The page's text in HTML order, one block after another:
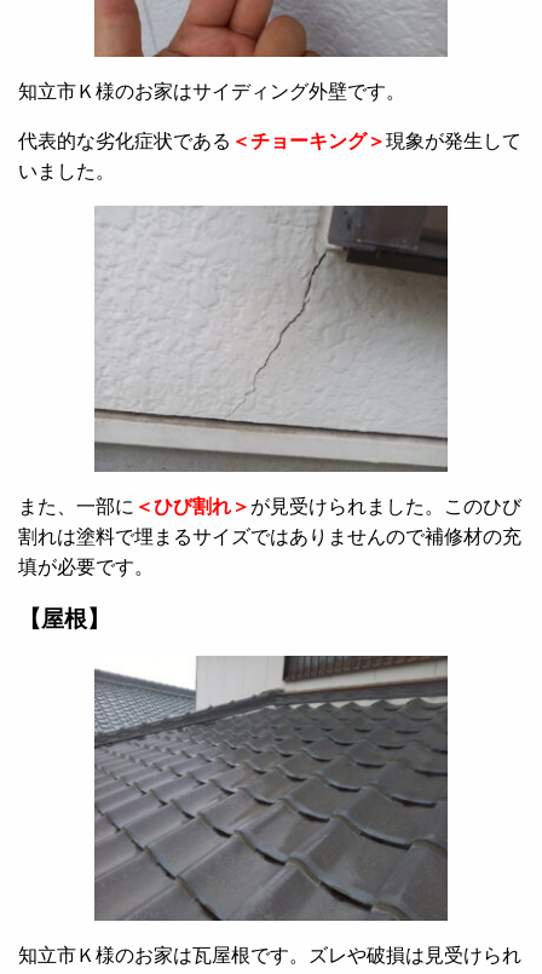
知立市Ｋ様のお家はサイディング外壁です。
代表的な劣化症状である ＜チョーキング＞現象が発生して
いました。
また、一部に ＜ひび割れ＞ が見受けられました。このひび
割れは塗料で埋まるサイズではありませんので補修材の充
填が必要です。
【屋根】
知立市Ｋ様のお家は瓦屋根です。ズレや破損は見受けられ